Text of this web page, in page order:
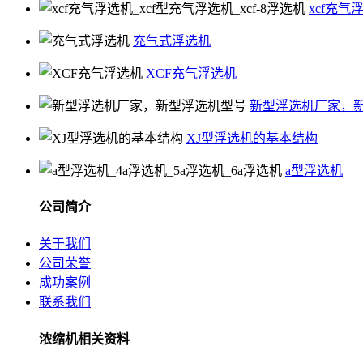
xcf充气
充气式浮选机
XCF充气浮选机
新型浮选机厂家，
XJ型浮选机的基本结构
a型浮选机
公司简介
关于我们
公司荣誉
成功案例
联系我们
浓缩机相关资料